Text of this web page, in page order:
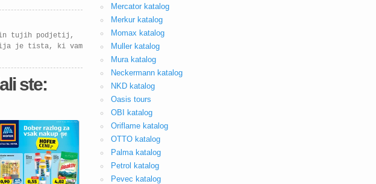
in tujih podjetij,
je tista, ki vam
ste:
Mercator katalog
Merkur katalog
Momax katalog
Muller katalog
Mura katalog
Neckermann katalog
NKD katalog
Oasis tours
OBI katalog
Oriflame katalog
OTTO katalog
Palma katalog
Petrol katalog
Pevec katalog